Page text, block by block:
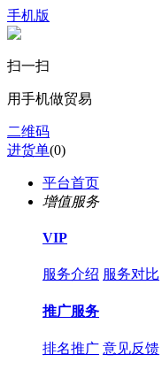
手机版
扫一扫
用手机做贸易
二维码
进货单(0)
平台首页
增值服务
VIP
服务介绍 服务对比
推广服务
排名推广 意见反馈